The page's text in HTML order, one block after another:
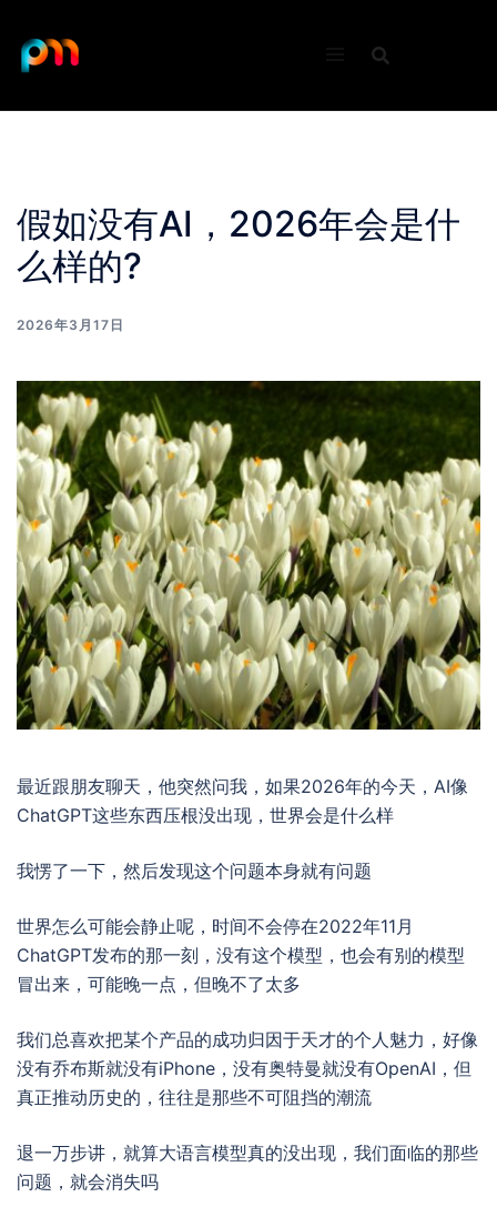
content
假如没有AI，2026年会是什
么样的?
2026年3月17日
最近跟朋友聊天，他突然问我，如果2026年的今天，AI像
ChatGPT这些东西压根没出现，世界会是什么样
我愣了一下，然后发现这个问题本身就有问题
世界怎么可能会静止呢，时间不会停在2022年11月
ChatGPT发布的那一刻，没有这个模型，也会有别的模型
冒出来，可能晚一点，但晚不了太多
我们总喜欢把某个产品的成功归因于天才的个人魅力，好像
没有乔布斯就没有iPhone，没有奥特曼就没有OpenAI，但
真正推动历史的，往往是那些不可阻挡的潮流
退一万步讲，就算大语言模型真的没出现，我们面临的那些
问题，就会消失吗